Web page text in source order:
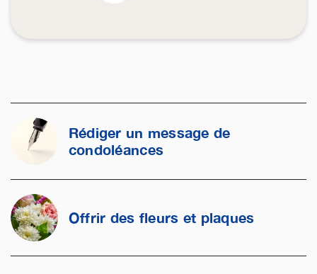
Rédiger un message de
condoléances
Offrir des fleurs et plaques